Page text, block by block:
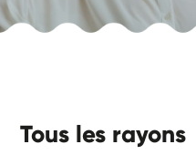
Tous les rayons